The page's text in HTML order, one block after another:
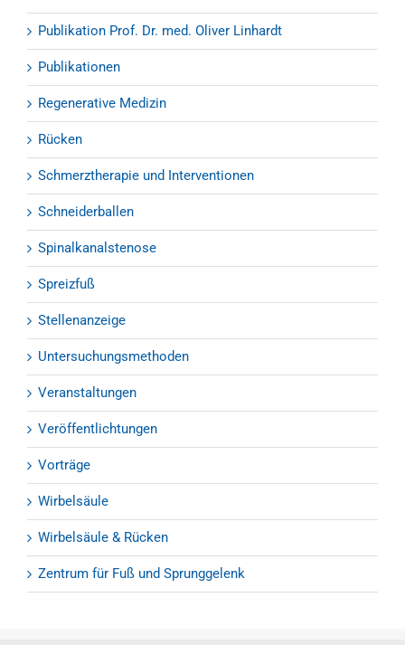
Publikation Prof. Dr. med. Oliver Linhardt
Publikationen
Regenerative Medizin
Rücken
Schmerztherapie und Interventionen
Schneiderballen
Spinalkanalstenose
Spreizfuß
Stellenanzeige
Untersuchungsmethoden
Veranstaltungen
Veröffentlichtungen
Vorträge
Wirbelsäule
Wirbelsäule & Rücken
Zentrum für Fuß und Sprunggelenk